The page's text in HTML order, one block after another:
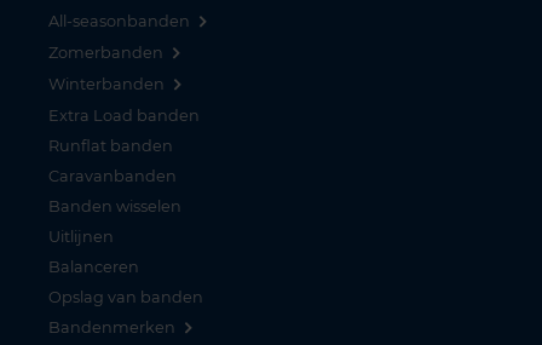
All-seasonbanden
Zomerbanden
Winterbanden
Extra Load banden
Runflat banden
Caravanbanden
Banden wisselen
Uitlijnen
Balanceren
Opslag van banden
Bandenmerken